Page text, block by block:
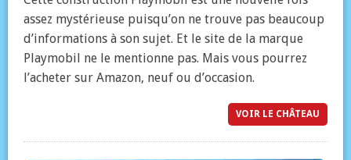
assez mystérieuse puisqu’on ne trouve pas beaucoup
d’informations à son sujet. Et le site de la marque
Playmobil ne le mentionne pas. Mais vous pourrez
l’acheter sur Amazon, neuf ou d’occasion.
VOIR LE CHÂTEAU